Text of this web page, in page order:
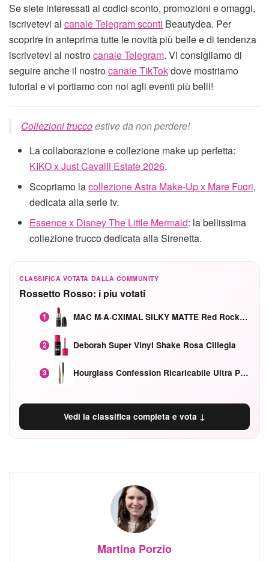
Se siete interessati ai codici sconto, promozioni e omaggi,
iscrivetevi al canale Telegram sconti Beautydea. Per
scoprire in anteprima tutte le novità più belle e di tendenza
iscrivetevi al nostrocanale Telegram. Vi consigliamo di
seguire anche il nostrocanale TikTokdove mostriamo
tutorial e vi portiamo con noi agli eventi più belli!
Collezioni truccoestive da non perdere!
La collaborazione e collezione make up perfetta:
KIKO x Just Cavalli Estate 2026.
Scopriamo lacollezione Astra Make-Up x Mare Fuori,
dedicata alla serie tv.
Essence x Disney The Little Mermaid: la bellissima
collezione trucco dedicata alla Sirenetta.
CLASSIFICA VOTATA DALLA COMMUNITY
Rossetto Rosso: i piu votati
1 MAC M·A·CXIMAL SILKY MATTE Red Rock mat
2 Deborah Super Vinyl Shake Rosa Ciliegia
3 Hourglass Confession Ricaricabile Ultra Preciso Ad Alta Intensità Secretly Classic Red
Vedi la classifica completa e vota ↓
Martina Porzio